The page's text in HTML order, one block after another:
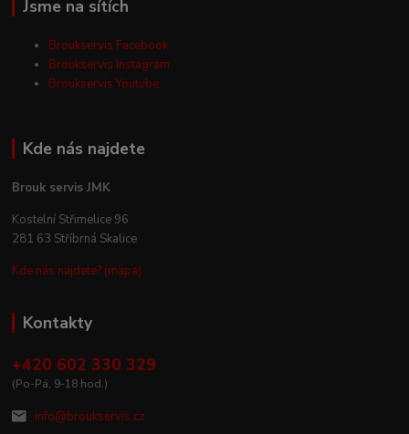
Jsme na sítích
Broukservis Facebook
Broukservis Instagram
Broukservis Youtube
Kde nás najdete
Brouk servis JMK
Kostelní Střimelice 96
281 63 Stříbrná Skalice
Kde nás najdete? (mapa)
Kontakty
+420 602 330 329
(Po-Pá, 9-18 hod.)
info@broukservis.cz